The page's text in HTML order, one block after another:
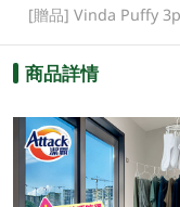
[贈品]Vinda Puffy
商品詳情